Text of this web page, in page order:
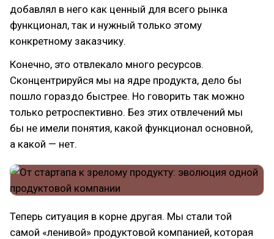
добавлял в него как ценный для всего рынка
функционал, так и нужный только этому
конкретному заказчику.
Конечно, это отвлекало много ресурсов.
Сконцентрируйся мы на ядре продукта, дело бы
пошло гораздо быстрее. Но говорить так можно
только ретроспективно. Без этих отвлечений мы
бы не имели понятия, какой функционал основной,
а какой — нет.
Теперь ситуация в корне другая. Мы стали той
самой «ленивой» продуктовой компанией, которая